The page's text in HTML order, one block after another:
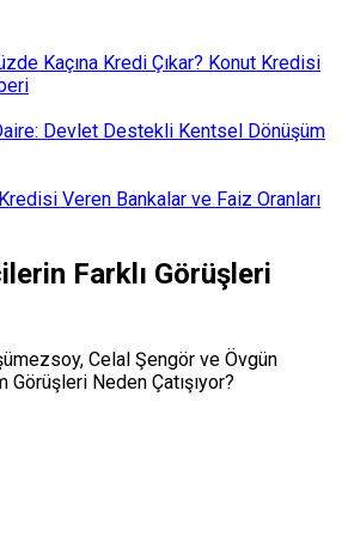
Kaçına Kredi Çıkar? Konut Kredisi
Devlet Destekli Kentsel Dönüşüm
Veren Bankalar ve Faiz Oranları
Farklı Görüşleri